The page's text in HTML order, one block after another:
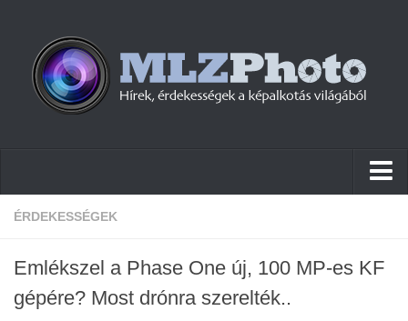
Hírek
Cikkek
Szoftver
ÉRDEKESSÉGEK
Emlékszel a Phase One új, 100 MP-es KF
gépére? Most drónra szerelték..